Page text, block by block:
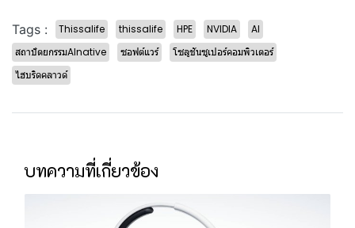
Tags : Thissalife thissalife HPE NVIDIA
AI
สถาปัตยกรรมAInative
ซอฟต์แวร์
โซลูชันซูเปอร์คอมพิวเตอร์
ไฮบริดคลาวด์
บทความที่เกี่ยวข้อง